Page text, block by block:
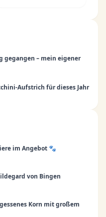
gegangen – mein eigener
Aufstrich für dieses Jahr
im Angebot 🐾
von Bingen
Korn mit großem